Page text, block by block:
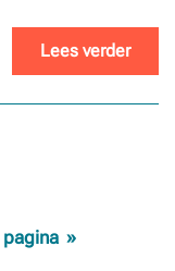
Lees verder
pagina